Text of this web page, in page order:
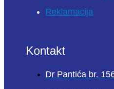
Reklamacija
Kontakt
Dr Pantića br.